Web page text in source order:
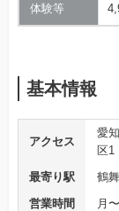
体験等
基本情報
アクセス
愛
区1
最寄り駅
鶴
営業時間
月